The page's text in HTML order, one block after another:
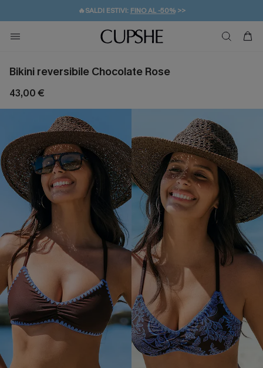
🔥SALDI ESTIVI: FINO AL -50%>>
🚚SPEDIZIONE GRATUITA DA 49€
💌REGALO PER I NUOVI: 20% DI SCONTO*
Bikini reversibile Chocolate Rose
43,00 €